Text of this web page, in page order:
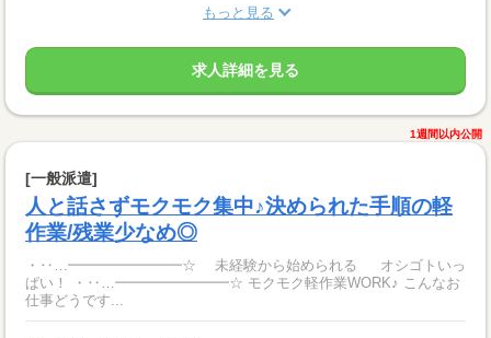
もっと見る
求人詳細を見る
1週間以内公開
[一般派遣]
人と話さずモクモク集中♪決められた手順の軽
作業/残業少なめ◎
・‥…━━━━━━━━☆ 未経験から始められる オシゴトいっ
ぱい！ ・‥…━━━━━━━━☆ モクモク軽作業WORK♪ こんなお
仕事どうです...